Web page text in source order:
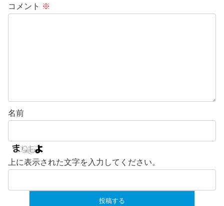
コメント ※
名前
上に表示された文字を入力してください。